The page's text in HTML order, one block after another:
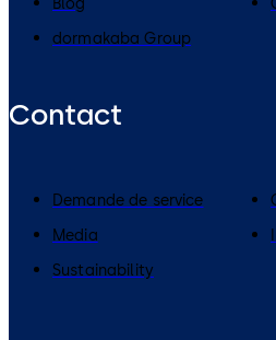
Blog
dormakaba Group
Contact
Demande de service
Media
Sustainability